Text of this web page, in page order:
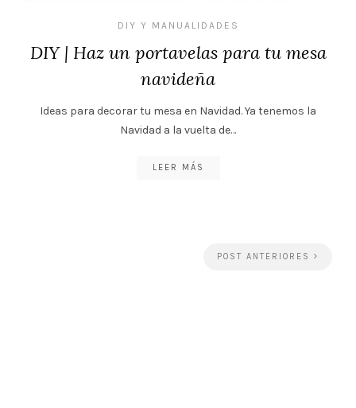
DIY Y MANUALIDADES
DIY | Haz un portavelas para tu mesa
navideña
Ideas para decorar tu mesa en Navidad. Ya tenemos la
Navidad a la vuelta de…
LEER MÁS
POST ANTERIORES